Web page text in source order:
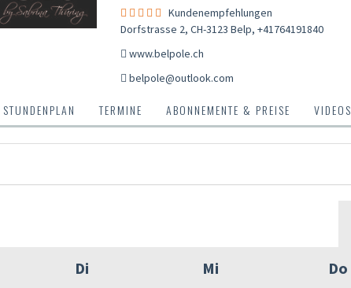
Kundenempfehlungen
Dorfstrasse 2, CH-3123 Belp, +41764191840
www.belpole.ch
belpole@outlook.com
STUNDENPLAN TERMINE ABONNEMENTE & PREISE VIDEOS
Di
Mi
Do